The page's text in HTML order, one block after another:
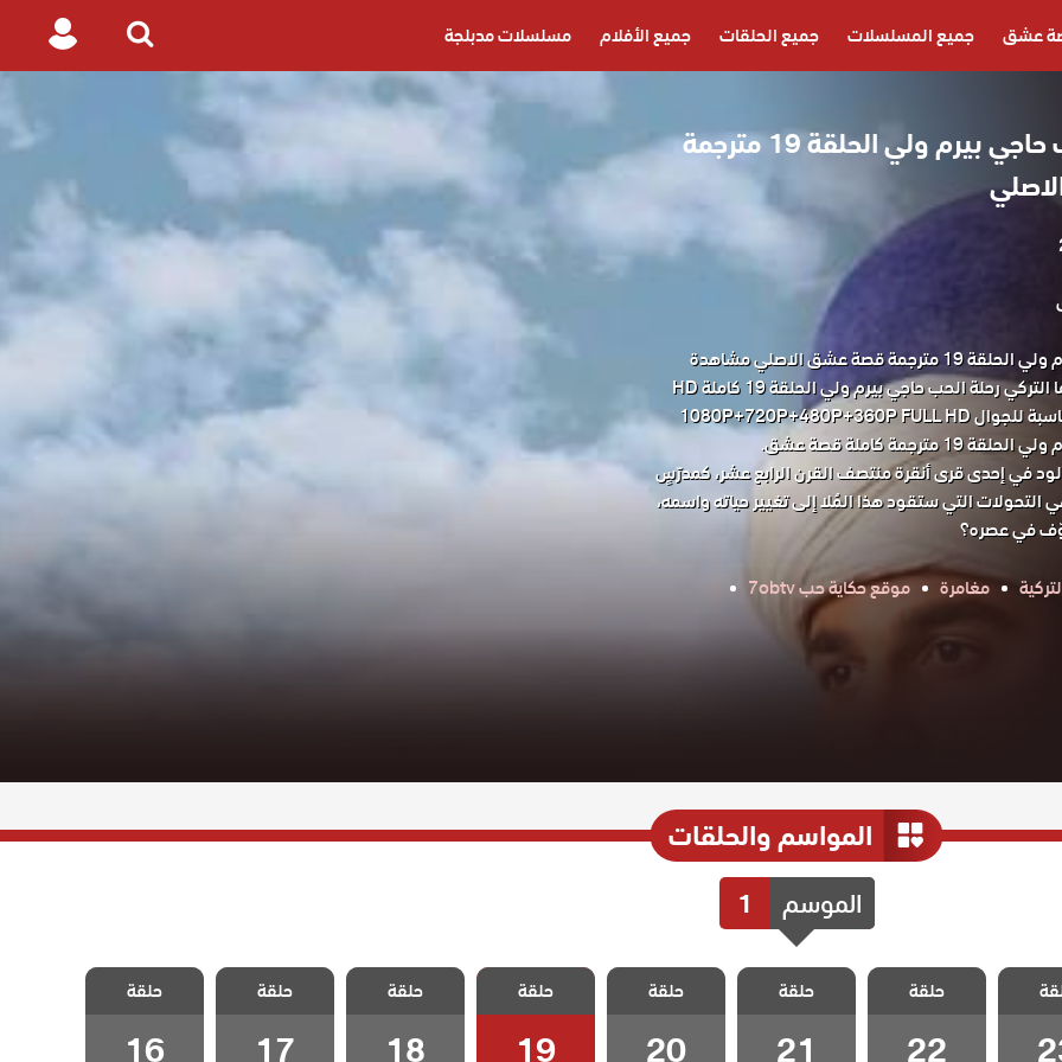
عشق جميع المسلسلات جميع الحلقات جميع الأفلام مسلسلات مدبلجة
Search
Login
مسلسل رحلة الحب حاجي بيرم ولي الحلقة 19 مترجمة
مسلسل رحلة الحب حاجي بيرم ولي الحلقة 19 مترجمة قصة عشق الاصلي مشاهدة
وتحميل حصريا مسلسل الدراما التركي رحلة الحب حاجي بيرم ولي الحلقة 19 كاملة HD
قصة عشق باكثر من جودة مناسبة للجوال 1080P+720P+480P+360P FULL HD
كاملة قصة عشق.
في إحدى قرى أنقرة منتصف القرن الرابع عشر، كمدرّسٍ
التحولات التي ستقود هذا المُلا إلى تغيير حياته واسمه،
في عصره؟
مغامرة
موقع حكاية حب 7obtv
المواسم والحلقات
الموسم 1
رحلة
بيرم
23
مسلسل رحلة
الحب حاجي بيرم
ولي الحلقة 22
حلقة
22
مسلسل رحلة
الحب حاجي بيرم
ولي الحلقة 21
حلقة
21
مسلسل رحلة
الحب حاجي بيرم
ولي الحلقة 20
حلقة
20
مسلسل رحلة
الحب حاجي بيرم
ولي الحلقة 19
حلقة
19
مسلسل رحلة
الحب حاجي بيرم
ولي الحلقة 18
حلقة
18
مسلسل رحلة
الحب حاجي بيرم
ولي الحلقة 17
حلقة
17
مسلسل رحلة
الحب حاجي بيرم
ولي الحلقة 16
حلقة
16